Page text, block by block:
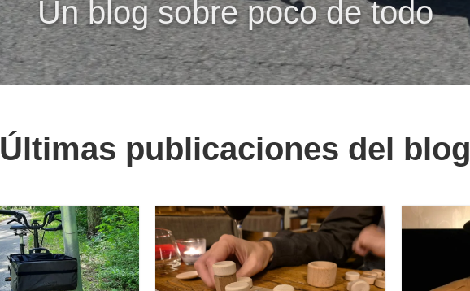
Un blog sobre poco de todo
Últimas publicaciones del blog